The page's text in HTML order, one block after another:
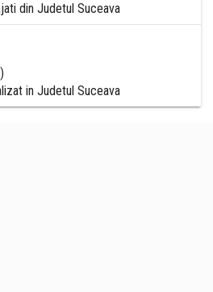
din Judetul Suceava
in Judetul Suceava